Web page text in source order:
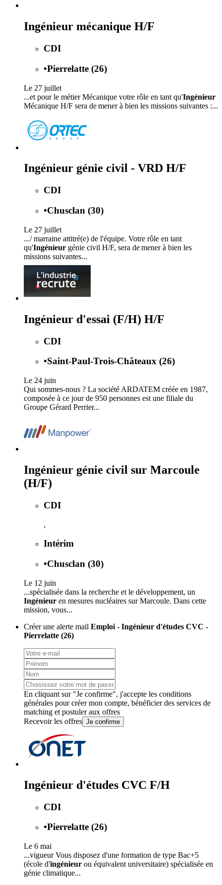
Ingénieur mécanique H/F
CDI
•Pierrelatte (26)
Le 27 juillet
...et pour le métier Mécanique votre rôle en tant qu'Ingénieur
Mécanique H/F sera de mener à bien les missions suivantes :...
Ingénieur génie civil - VRD H/F
CDI
•Chusclan (30)
Le 27 juillet
.../ marraine attitré(e) de l'équipe. Votre rôle en tant
qu'Ingénieur génie civil H/F, sera de mener à bien les
missions suivantes...
Ingénieur d'essai (F/H) H/F
CDI
•Saint-Paul-Trois-Châteaux (26)
Le 24 juin
Qui sommes-nous ? La société ARDATEM créée en 1987,
composée à ce jour de 950 personnes est une filiale du
Groupe Gérard Perrier...
Ingénieur génie civil sur Marcoule
(H/F)
CDI
,
Intérim
•Chusclan (30)
Le 12 juin
...spécialisée dans la recherche et le développement, un
Ingénieur en mesures nucléaires sur Marcoule. Dans cette
mission, vous...
Créer une alerte mail Emploi - Ingénieur d'études CVC -
Pierrelatte (26)
En cliquant sur "Je confirme", j'accepte les conditions
générales pour créer mon compte, bénéficier des services de
matching et postuler aux offres
Recevoir les offres Je confirme
Ingénieur d'études CVC F/H
CDI
•Pierrelatte (26)
Le 6 mai
...vigueur Vous disposez d'une formation de type Bac+5
(école d'ingénieur ou équivalent universitaire) spécialisée en
génie climatique...